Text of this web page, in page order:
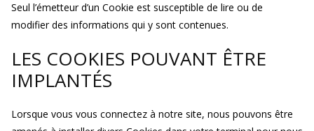
Seul l’émetteur d’un Cookie est susceptible de lire ou de
modifier des informations qui y sont contenues.
LES COOKIES POUVANT ÊTRE
IMPLANTÉS
Lorsque vous vous connectez à notre site, nous pouvons être